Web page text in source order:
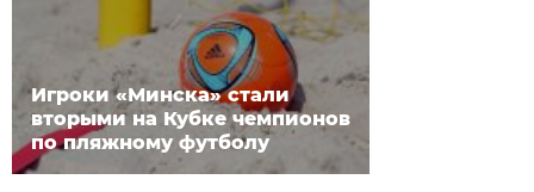
Игроки «Минска» стали
вторыми на Кубке чемпионов
по пляжному футболу